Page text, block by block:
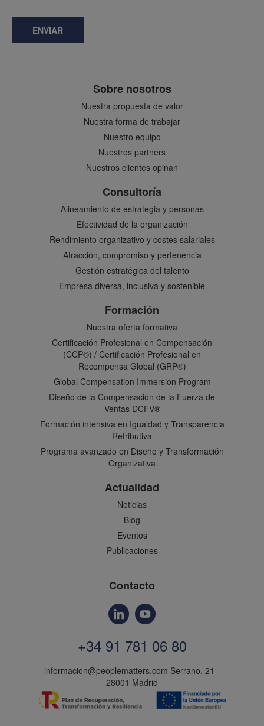
ENVIAR
Sobre nosotros
Nuestra propuesta de valor
Nuestra forma de trabajar
Nuestro equipo
Nuestros partners
Nuestros clientes opinan
Consultoría
Alineamiento de estrategia y personas
Efectividad de la organización
Rendimiento organizativo y costes salariales
Atracción, compromiso y pertenencia
Gestión estratégica del talento
Empresa diversa, inclusiva y sostenible
Formación
Nuestra oferta formativa
Certificación Profesional en Compensación
(CCP®) / Certificación Profesional en
Recompensa Global (GRP®)
Global Compensation Immersion Program
Diseño de la Compensación de la Fuerza de
Ventas DCFV®
Formación intensiva en Igualdad y Transparencia
Retributiva
Programa avanzado en Diseño y Transformación
Organizativa
Actualidad
Noticias
Blog
Eventos
Publicaciones
Contacto
+34 91 781 06 80
informacion@peoplematters.com Serrano, 21 -
28001 Madrid